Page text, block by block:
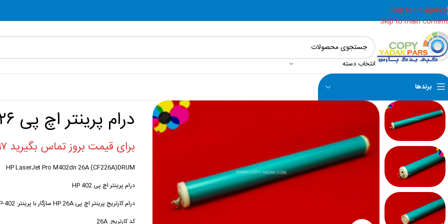
Skip to navigation
Skip to main content
انتخاب دسته
برندها
درام پرینتر اچ پی ۴۲۶ گلدن B
برای قیمت بروز تماس بگیرید ۰۲۱۸۸۸۶۰۷۹۷
HP LaserJet Pro M402dn 26A (CF226A)DRUM
درام پرینتر اچ پی HP 402
درام کارتریج پرینتر اچ پی HP 26A سازگار با پرینتر: HP-402
کد کارتریج: 26A